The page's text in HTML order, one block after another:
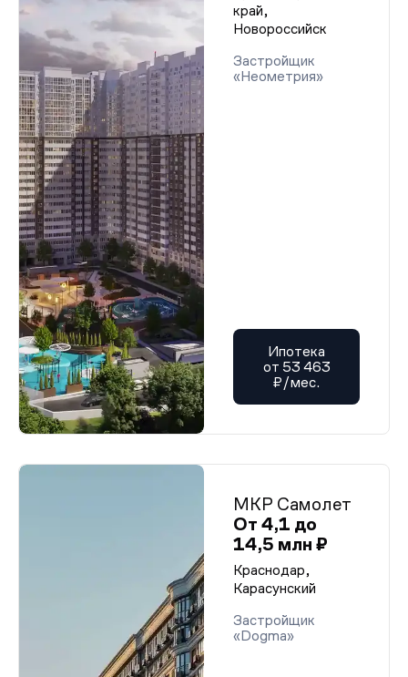
край,
Новороссийск
Застройщик
«Неометрия»
Ипотека
от 53 463
₽/мес.
МКР Самолет
От 4,1 до
14,5 млн ₽
Краснодар,
Карасунский
Застройщик
«Dogma»